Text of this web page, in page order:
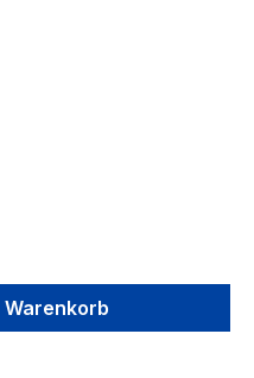
Wert
Warenkorb